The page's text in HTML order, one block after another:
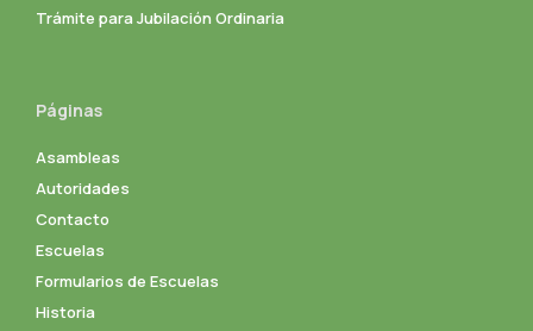
Trámite para Jubilación Ordinaria
Páginas
Asambleas
Autoridades
Contacto
Escuelas
Formularios de Escuelas
Historia